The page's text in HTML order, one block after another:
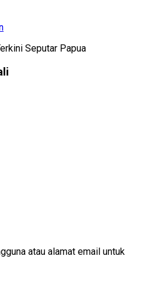
Seputar Papua
atau alamat email untuk